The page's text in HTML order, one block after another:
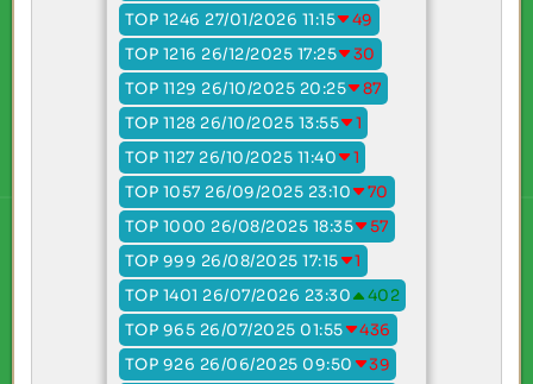
TOP 1246 27/01/2026 11:15
49
TOP 1216 26/12/2025 17:25
30
TOP 1129 26/10/2025 20:25
87
TOP 1128 26/10/2025 13:55
1
TOP 1127 26/10/2025 11:40
1
TOP 1057 26/09/2025 23:10
70
TOP 1000 26/08/2025 18:35
57
TOP 999 26/08/2025 17:15
1
TOP 1401 26/07/2026 23:30
402
TOP 965 26/07/2025 01:55
436
TOP 926 26/06/2025 09:50
39